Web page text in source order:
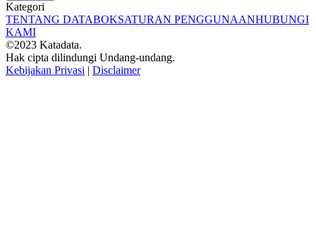
Kategori
TENTANG DATABOKSATURAN PENGGUNAANHUBUNGI
KAMI
©2023 Katadata.
Hak cipta dilindungi Undang-undang.
Kebijakan Privasi | Disclaimer